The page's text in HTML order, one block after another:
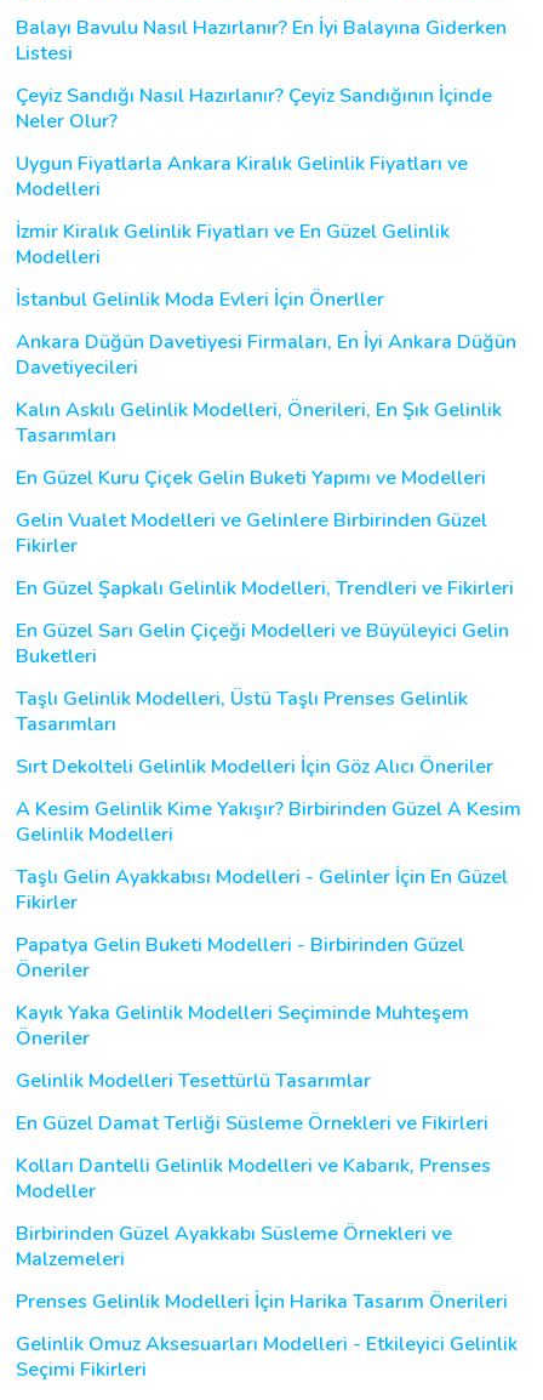
Balayı Bavulu Nasıl Hazırlanır? En İyi Balayına Giderken
Listesi
Çeyiz Sandığı Nasıl Hazırlanır? Çeyiz Sandığının İçinde
Neler Olur?
Uygun Fiyatlarla Ankara Kiralık Gelinlik Fiyatları ve
Modelleri
İzmir Kiralık Gelinlik Fiyatları ve En Güzel Gelinlik
Modelleri
İstanbul Gelinlik Moda Evleri İçin Önerller
Ankara Düğün Davetiyesi Firmaları, En İyi Ankara Düğün
Davetiyecileri
Kalın Askılı Gelinlik Modelleri, Önerileri, En Şık Gelinlik
Tasarımları
En Güzel Kuru Çiçek Gelin Buketi Yapımı ve Modelleri
Gelin Vualet Modelleri ve Gelinlere Birbirinden Güzel
Fikirler
En Güzel Şapkalı Gelinlik Modelleri, Trendleri ve Fikirleri
En Güzel Sarı Gelin Çiçeği Modelleri ve Büyüleyici Gelin
Buketleri
Taşlı Gelinlik Modelleri, Üstü Taşlı Prenses Gelinlik
Tasarımları
Sırt Dekolteli Gelinlik Modelleri İçin Göz Alıcı Öneriler
A Kesim Gelinlik Kime Yakışır? Birbirinden Güzel A Kesim
Gelinlik Modelleri
Taşlı Gelin Ayakkabısı Modelleri - Gelinler İçin En Güzel
Fikirler
Papatya Gelin Buketi Modelleri - Birbirinden Güzel
Öneriler
Kayık Yaka Gelinlik Modelleri Seçiminde Muhteşem
Öneriler
Gelinlik Modelleri Tesettürlü Tasarımlar
En Güzel Damat Terliği Süsleme Örnekleri ve Fikirleri
Kolları Dantelli Gelinlik Modelleri ve Kabarık, Prenses
Modeller
Birbirinden Güzel Ayakkabı Süsleme Örnekleri ve
Malzemeleri
Prenses Gelinlik Modelleri İçin Harika Tasarım Önerileri
Gelinlik Omuz Aksesuarları Modelleri - Etkileyici Gelinlik
Seçimi Fikirleri